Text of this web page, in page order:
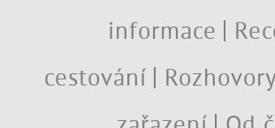
informace
cestování
Rozhovory